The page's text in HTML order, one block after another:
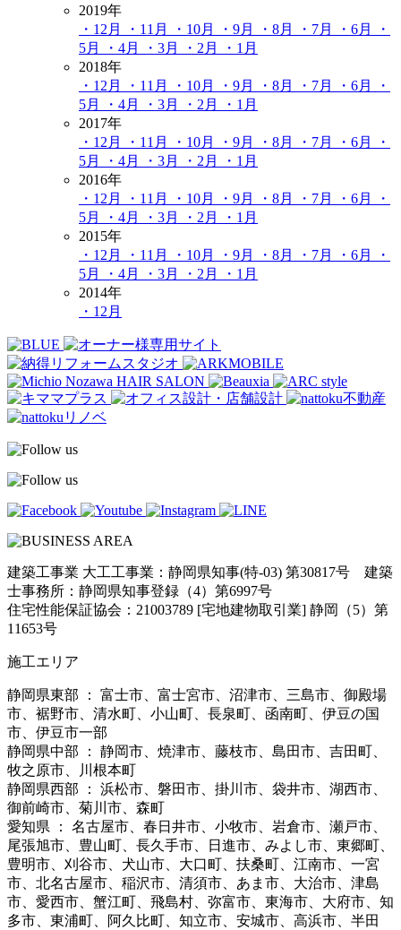
2019年
・12月
・11月 ・10月 ・9月 ・8月 ・7月 ・6月
・
5月
・4月 ・3月 ・2月
・1月
2018年
・12月
・11月 ・10月 ・9月 ・8月 ・7月 ・6月
・
5月
・4月 ・3月 ・2月
・1月
2017年
・12月
・11月 ・10月 ・9月 ・8月 ・7月 ・6月
・
5月
・4月 ・3月 ・2月
・1月
2016年
・12月
・11月 ・10月 ・9月 ・8月 ・7月 ・6月
・
5月
・4月 ・3月 ・2月
・1月
2015年
・12月
・11月 ・10月 ・9月 ・8月 ・7月 ・6月
・
5月
・4月 ・3月 ・2月
・1月
2014年
・12月
建築工事業 大工工事業：静岡県知事(特-03) 第30817号 建築
士事務所：静岡県知事登録（4）第6997号
住宅性能保証協会：21003789 [宅地建物取引業] 静岡（5）第
11653号
施工エリア
静岡県東部 ： 富士市、富士宮市、沼津市、三島市、御殿場
市、裾野市、清水町、小山町、長泉町、函南町、伊豆の国
市、伊豆市一部
静岡県中部 ： 静岡市、焼津市、藤枝市、島田市、吉田町、
牧之原市、川根本町
静岡県西部 ： 浜松市、磐田市、掛川市、袋井市、湖西市、
御前崎市、菊川市、森町
愛知県 ： 名古屋市、春日井市、小牧市、岩倉市、瀬戸市、
尾張旭市、豊山町、長久手市、日進市、みよし市、東郷町、
豊明市、刈谷市、犬山市、大口町、扶桑町、江南市、一宮
市、北名古屋市、稲沢市、清須市、あま市、大治市、津島
市、愛西市、蟹江町、飛島村、弥富市、東海市、大府市、知
多市、東浦町、阿久比町、知立市、安城市、高浜市、半田